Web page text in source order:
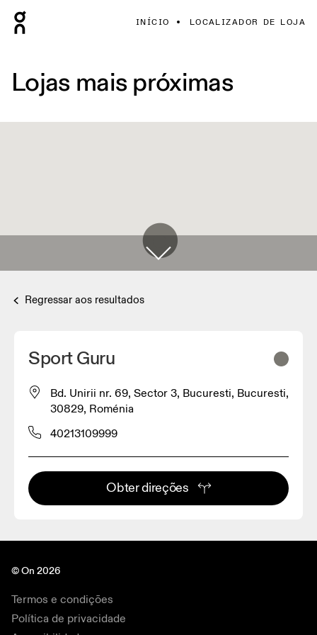
INÍCIO LOCALIZADOR DE LOJA
Lojas mais próximas
Regressar aos resultados
Sport Guru
Bd. Unirii nr. 69, Sector 3, Bucuresti, Bucuresti,
30829, Roménia
40213109999
Obter direções
© On 2026
Termos e condições
Política de privacidade